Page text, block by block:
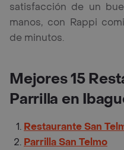
satisfacción de un
manos, con Rappi
de minutos.
Mejores 15
Parrilla en
Restaurante San
Parrilla San Telmo